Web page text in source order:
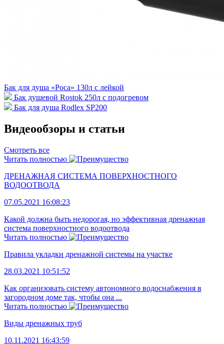
Бак для душа «Роса» 130л с лейкой
Бак душевой Rostok 250л с подогревом
Бак для душа Rodlex SP200
Видеообзоры и статьи
Смотреть все
Читать полностью
ДРЕНАЖНАЯ СИСТЕМА ПОВЕРХНОСТНОГО
ВОДООТВОДА
07.05.2021 16:08:23
Какой должна быть недорогая, но эффективная дренажная
система поверхностного водоотвода
Читать полностью
Правила укладки дренажной системы на участке
28.03.2021 10:51:52
Как организовать систему автономного водоснабжения в
загородном доме так, чтобы она ...
Читать полностью
Виды дренажных труб
10.11.2021 16:43:59